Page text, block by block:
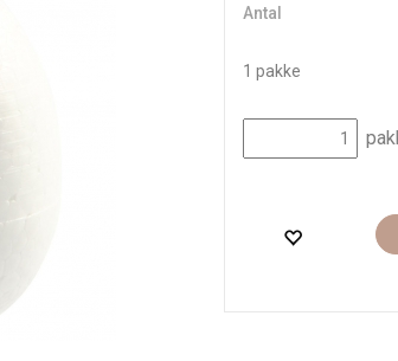
Antal
1 pakke